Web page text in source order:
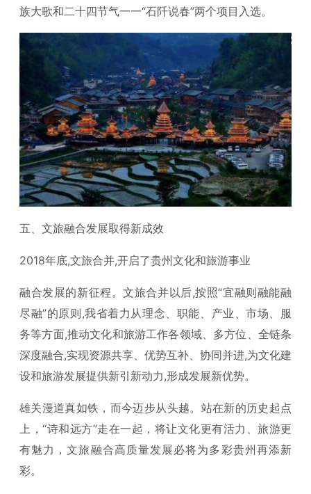
族大歌和二十四节气一一“石阡说春”两个项目入选。
五、文旅融合发展取得新成效
2018年底,文旅合并,开启了贵州文化和旅游事业
融合发展的新征程。文旅合并以后,按照“宜融则融能融
尽融”的原则,我省着力从理念、职能、产业、市场、服
务等方面,推动文化和旅游工作各领域、多方位、全链条
深度融合,实现资源共享、优势互补、协同并进,为文化建
设和旅游发展提供新引新动力,形成发展新优势。
雄关漫道真如铁，而今迈步从头越。站在新的历史起点
上，“诗和远方”走在一起，将让文化更有活力、旅游更
有魅力，文旅融合高质量发展必将为多彩贵州再添新
彩。